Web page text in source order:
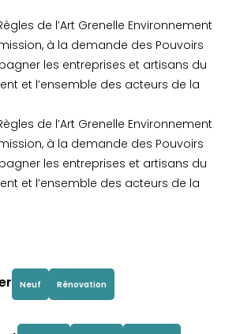
de l’Art Grenelle Environnement
à la demande des Pouvoirs
les entreprises et artisans du
et l’ensemble des acteurs de la
de l’Art Grenelle Environnement
à la demande des Pouvoirs
les entreprises et artisans du
et l’ensemble des acteurs de la
Neuf Rénovation